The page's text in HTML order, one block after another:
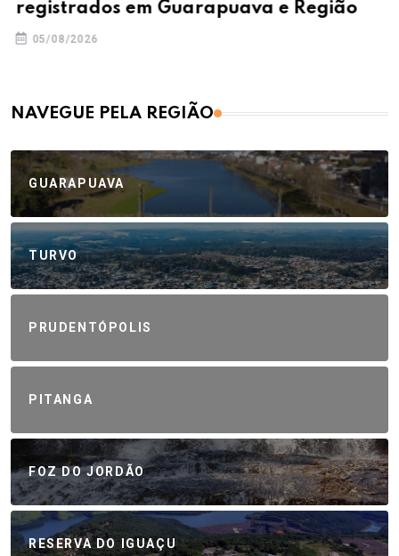
registrados em Guarapuava e Região
05/08/2026
NAVEGUE PELA REGIÃO
GUARAPUAVA
TURVO
PRUDENTÓPOLIS
PITANGA
FOZ DO JORDÃO
RESERVA DO IGUAÇU